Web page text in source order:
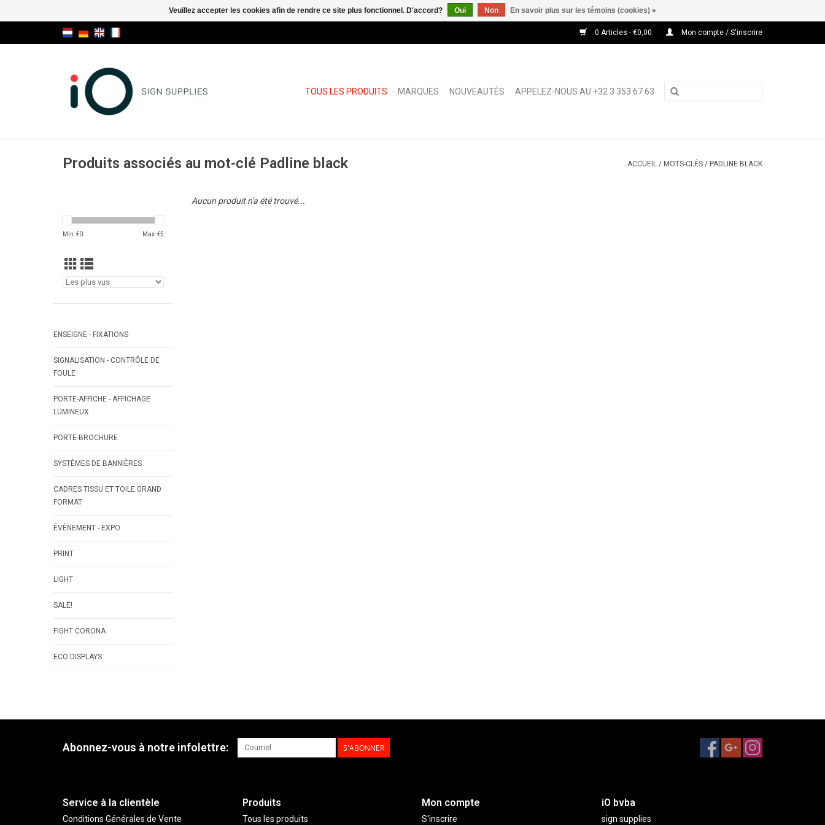
0 Articles - €0,00 Mon compte / S'inscrire
TOUS LES PRODUITS MARQUES NOUVEAUTÉS APPELEZ-NOUS AU +32 3 353 67 63
Produits associés au mot-clé Padline black ACCUEIL / MOTS-CLÉS / PADLINE BLACK
Min: €0 Max: €5
ENSEIGNE - FIXATIONS
SIGNALISATION - CONTRÔLE DE
FOULE
PORTE-AFFICHE - AFFICHAGE
LUMINEUX
PORTE-BROCHURE
SYSTÈMES DE BANNIÈRES
CADRES TISSU ET TOILE GRAND
FORMAT
ÉVÈNEMENT - EXPO
PRINT
LIGHT
SALE!
FIGHT CORONA
ECO DISPLAYS
Aucun produit n'a été trouvé...
Abonnez-vous à notre infolettre: S'ABONNER
Service à la clientèle
Conditions Générales de Vente
Produits
Tous les produits
Mon compte
S'inscrire
iO bvba
sign supplies
Veuillez accepter les cookies afin de rendre ce site plus fonctionnel. D'accord? Oui Non En savoir plus sur les témoins (cookies) »